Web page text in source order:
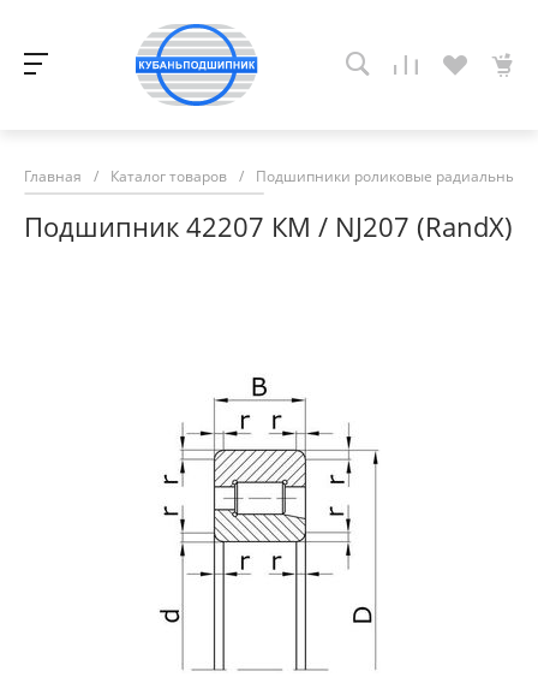
Главная / Каталог товаров / Подшипники роликовые радиальные
Подшипник 42207 КМ / NJ207 (RandX)